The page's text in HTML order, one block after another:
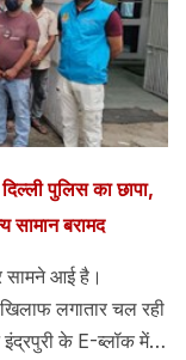
पुलिस का छापा,
बरामद
सामने आई है।
लगातार चल रही
के E-ब्लॉक में